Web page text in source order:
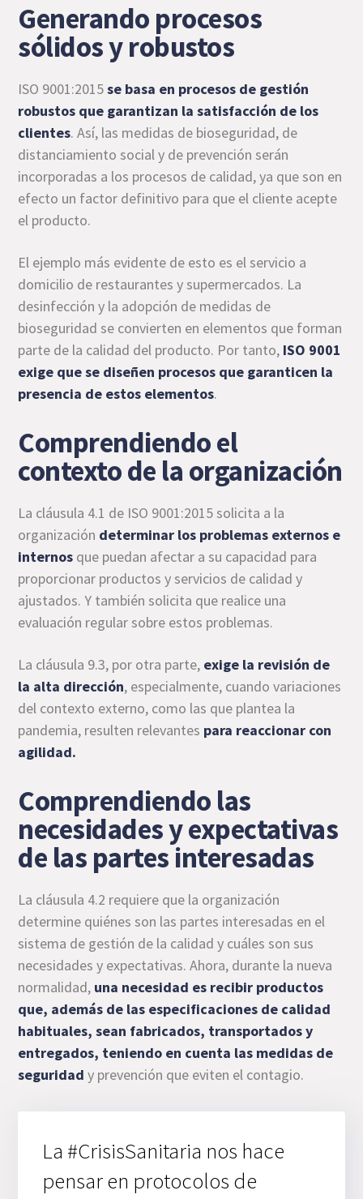
Generando procesos
sólidos y robustos
ISO 9001:2015se basa en procesos de gestión
robustos que garantizan la satisfacción de los
clientes. Así, las medidas de bioseguridad, de
distanciamiento social y de prevención serán
incorporadas a los procesos de calidad, ya que son en
efecto un factor definitivo para que el cliente acepte
el producto.
El ejemplo más evidente de esto es el servicio a
domicilio de restaurantes y supermercados. La
desinfección y la adopción de medidas de
bioseguridad se convierten en elementos que forman
parte de la calidad del producto. Por tanto, ISO 9001
exige que se diseñen procesos que garanticen la
presencia de estos elementos.
Comprendiendo el
contexto de la organización
La cláusula 4.1 de ISO 9001:2015 solicita a la
organización determinar los problemas externos e
internos que puedan afectar a su capacidad para
proporcionar productos y servicios de calidad y
ajustados. Y también solicita que realice una
evaluación regular sobre estos problemas.
La cláusula 9.3, por otra parte, exige la revisión de
la alta dirección, especialmente, cuando variaciones
del contexto externo, como las que plantea la
pandemia, resulten relevantes para reaccionar con
agilidad.
Comprendiendo las
necesidades y expectativas
de las partes interesadas
La cláusula 4.2 requiere que la organización
determine quiénes son las partes interesadas en el
sistema de gestión de la calidad y cuáles son sus
necesidades y expectativas. Ahora, durante la nueva
normalidad, una necesidad es recibir productos
que, además de las especificaciones de calidad
habituales, sean fabricados, transportados y
entregados, teniendo en cuenta las medidas de
seguridad y prevención que eviten el contagio.
La #CrisisSanitaria nos hace
pensar en protocolos de